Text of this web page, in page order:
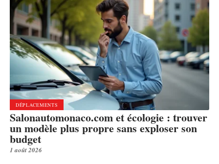
DÉPLACEMENTS
Salonautomonaco.com et écologie : trouver
un modèle plus propre sans exploser son
budget
1 août 2026